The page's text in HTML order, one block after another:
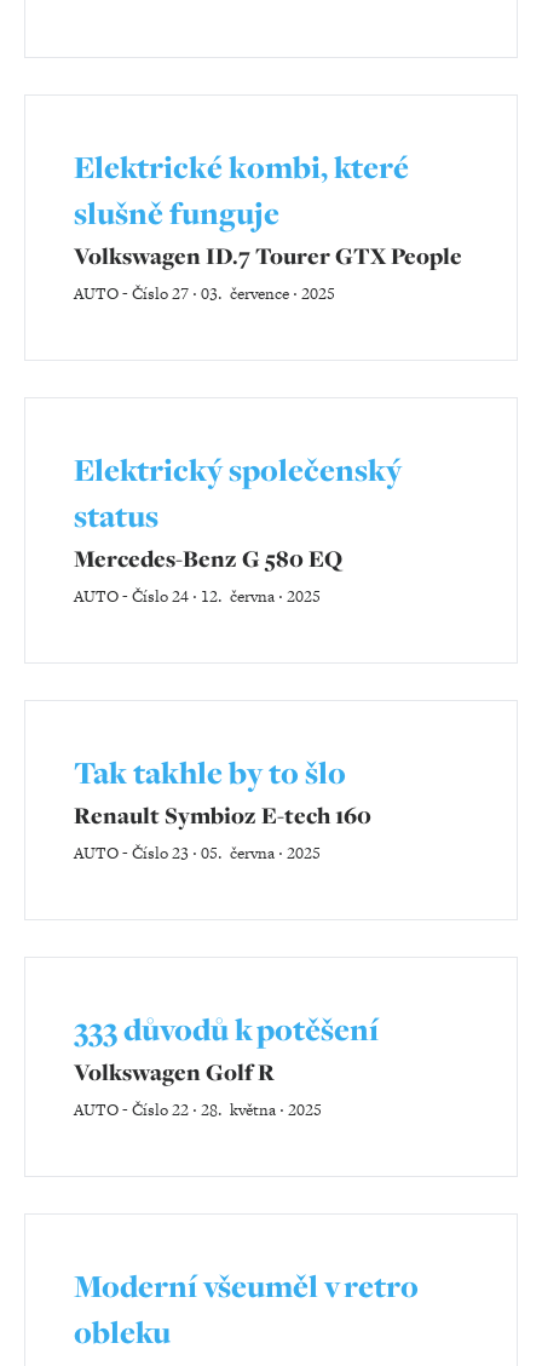
Elektrické kombi, které
slušně funguje
Volkswagen ID.7 Tourer GTX People
AUTO-Číslo 27 ‧ 03. července ‧ 2025
Elektrický společenský
status
Mercedes-Benz G 580 EQ
AUTO-Číslo 24 ‧ 12. června ‧ 2025
Tak takhle by to šlo
Renault Symbioz E-tech 160
AUTO-Číslo 23 ‧ 05. června ‧ 2025
333 důvodů k potěšení
Volkswagen Golf R
AUTO-Číslo 22 ‧ 28. května ‧ 2025
Moderní všeuměl v retro
obleku